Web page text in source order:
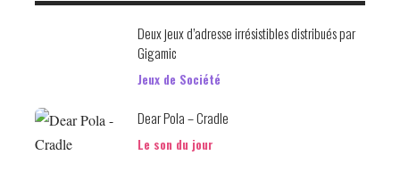
Deux jeux d’adresse irrésistibles distribués par
Gigamic
Jeux de Société
Dear Pola – Cradle
Le son du jour